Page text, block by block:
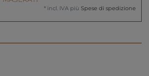
* incl. IVA più Spese di spedizione